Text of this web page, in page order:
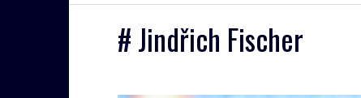
# Jindřich Fischer